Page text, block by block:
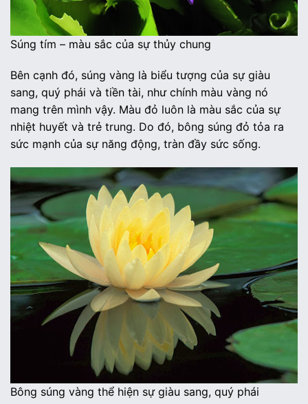
Súng tím – màu sắc của sự thủy chung
Bên cạnh đó, súng vàng là biểu tượng của sự giàu
sang, quý phái và tiền tài, như chính màu vàng nó
mang trên mình vậy. Màu đỏ luôn là màu sắc của sự
nhiệt huyết và trẻ trung. Do đó, bông súng đỏ tỏa ra
sức mạnh của sự năng động, tràn đầy sức sống.
Bông súng vàng thể hiện sự giàu sang, quý phái